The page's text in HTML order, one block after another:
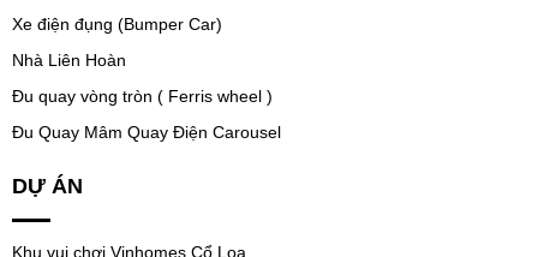
Xe điện đụng (Bumper Car)
Nhà Liên Hoàn
Đu quay vòng tròn ( Ferris wheel )
Đu Quay Mâm Quay Điện Carousel
DỰ ÁN
Khu vui chơi Vinhomes Cổ Loa